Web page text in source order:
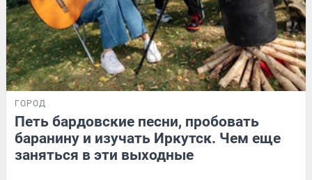
ГОРОД
Петь бардовские песни, пробовать
баранину и изучать Иркутск. Чем еще
заняться в эти выходные